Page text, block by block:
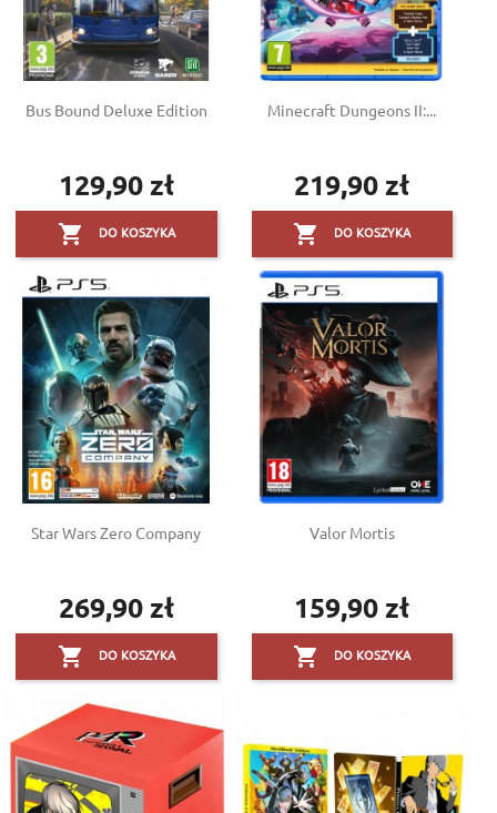
Bus Bound Deluxe Edition
Cena
129,90 zł
 DO KOSZYKA
Minecraft Dungeons II:...
Cena
219,90 zł
 DO KOSZYKA
Star Wars Zero Company
Cena
269,90 zł
 DO KOSZYKA
Valor Mortis
Cena
159,90 zł
 DO KOSZYKA